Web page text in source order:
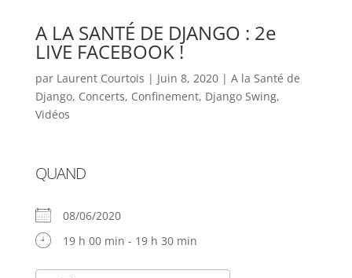
A LA SANTÉ DE DJANGO : 2e
LIVE FACEBOOK !
par Laurent Courtois | Juin 8, 2020| A la Santé de
Django, Concerts, Confinement, Django Swing,
Vidéos
QUAND
08/06/2020
19 h 00 min - 19 h 30 min